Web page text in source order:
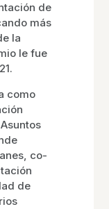
de
más
la
le fue
como
co-
de